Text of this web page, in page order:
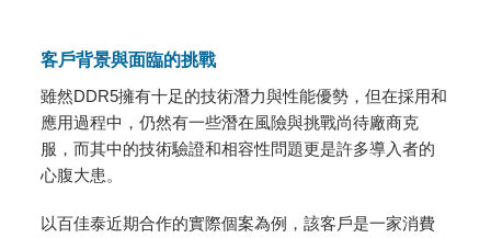
客戶背景與面臨的挑戰
雖然DDR5擁有十足的技術潛力與性能優勢，但在採用和
應用過程中，仍然有一些潛在風險與挑戰尚待廠商克
服，而其中的技術驗證和相容性問題更是許多導入者的
心腹大患。
以百佳泰近期合作的實際個案為例，該客戶是一家消費